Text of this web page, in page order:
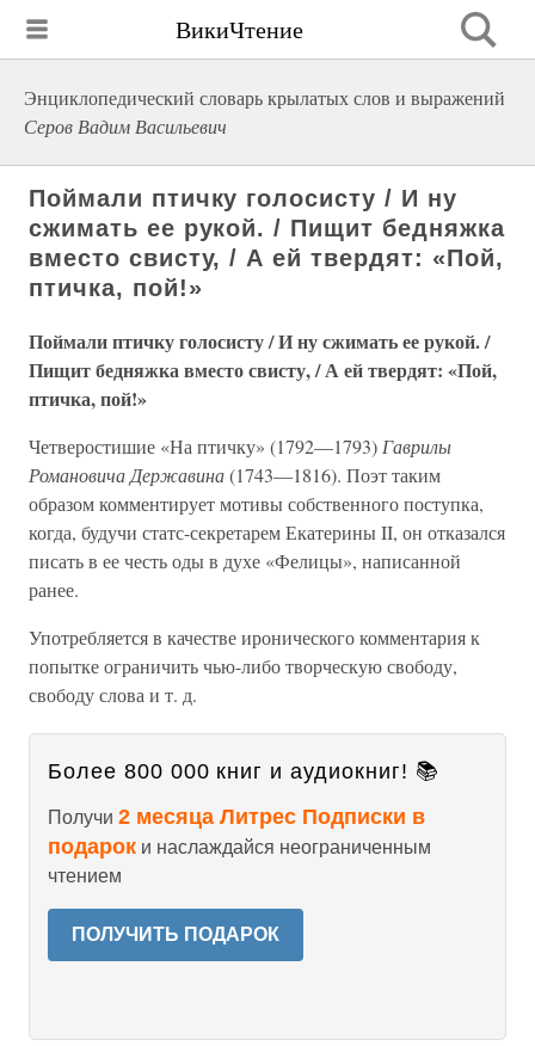
ВикиЧтение
Энциклопедический словарь крылатых слов и выражений
Серов Вадим Васильевич
Поймали птичку голосисту / И ну
сжимать ее рукой. / Пищит бедняжка
вместо свисту, / А ей твердят: «Пой,
птичка, пой!»
Поймали птичку голосисту / И ну сжимать ее рукой. /
Пищит бедняжка вместо свисту, / А ей твердят: «Пой,
птичка, пой!»
Четверостишие «На птичку» (1792—1793) Гаврилы
Романовича Державина(1743—1816). Поэт таким
образом комментирует мотивы собственного поступка,
когда, будучи статс-секретарем Екатерины II, он отказался
писать в ее честь оды в духе «Фелицы», написанной
ранее.
Употребляется в качестве иронического комментария к
попытке ограничить чью-либо творческую свободу,
свободу слова и т. д.
Более 800 000 книг и аудиокниг! 📚
Получи 2 месяца Литрес Подписки в
подарок и наслаждайся неограниченным
чтением
ПОЛУЧИТЬ ПОДАРОК